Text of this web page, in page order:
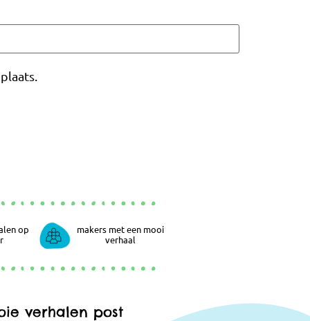
op
makers met een mooi
verhaal
verhalen post